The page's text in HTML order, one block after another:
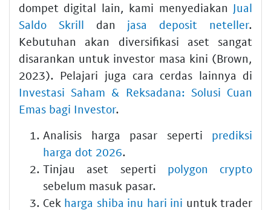
dompet digital lain, kami menyediakan Jual
Saldo Skrill dan jasa deposit neteller.
Kebutuhan akan diversifikasi aset sangat
disarankan untuk investor masa kini (Brown,
2023). Pelajari juga cara cerdas lainnya di
Investasi Saham & Reksadana: Solusi Cuan
Emas bagi Investor.
Analisis harga pasar seperti prediksi
harga dot 2026.
Tinjau aset seperti polygon crypto
sebelum masuk pasar.
Cek harga shiba inu hari ini untuk trader